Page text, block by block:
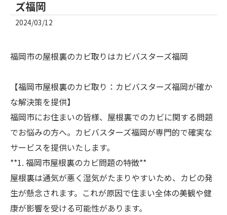
ズ福岡
2024/03/12
福岡市の屋根裏のカビ取りはカビバスターズ福岡
【福岡市屋根裏のカビ取り：カビバスターズ福岡が確か
な解決策を提供】
福岡市にお住まいの皆様、屋根裏でのカビに関する問題
でお悩みの方へ。カビバスターズ福岡が専門的で確実な
サービスを提供いたします。
**1. 福岡市屋根裏のカビ問題の特徴**
屋根裏は通気が悪く湿気がたまりやすいため、カビの発
生が懸念されます。これが原因で住まい全体の美観や健
康が影響を受ける可能性があります。